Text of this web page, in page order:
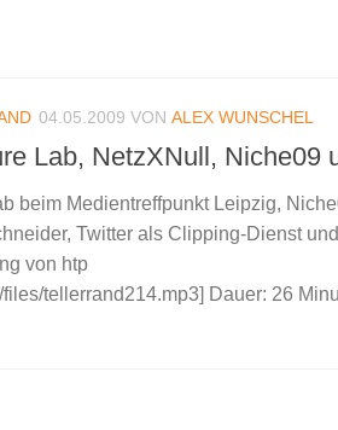
04.05.2009 VON ALEX WUNSCHEL
Lab, NetzXNull, Niche09
beim Medientreffpunkt Leipzig,
Twitter als Clipping-Dienst
von htp
tellerrand214.mp3] Dauer: 26